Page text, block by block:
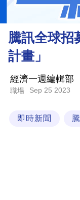
市
財
業
科
騰訊全球招
計畫」
經濟一週編輯部
職場 Sep 25 2023
即時新聞